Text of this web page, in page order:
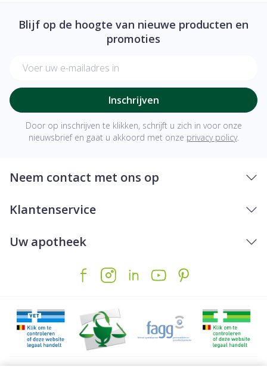
Blijf op de hoogte van nieuwe producten en
promoties
Inschrijven
Door op inschrijven te klikken, schrijft u zich in voor onze
nieuwsbrief en gaat u akkoord met onze privacy policy.
Neem contact met ons op
Klantenservice
Uw apotheek